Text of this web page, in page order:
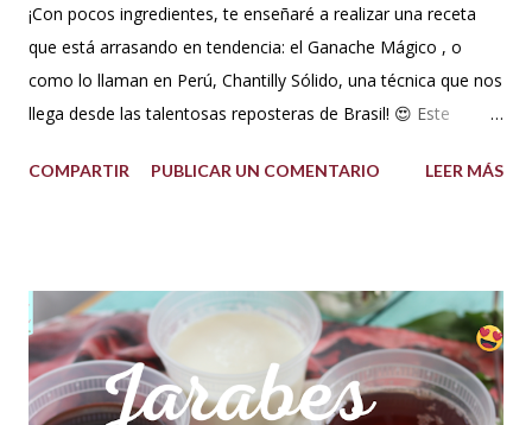
¡Con pocos ingredientes, te enseñaré a realizar una receta
que está arrasando en tendencia: el Ganache Mágico , o
como lo llaman en Perú, Chantilly Sólido, una técnica que nos
llega desde las talentosas reposteras de Brasil! 😍 Este
propiedad de solidificarse al enfriarse, evitando así que se
auténtica maravilla. Se lo puede preparar de diferentes
formas con el mismo resultado, obteniendo un Ganache, que
es una crema que tiene una parte de chocolate y otra parte
de crema de leche o nata, más información de lo que es un
COMPARTIR PUBLICAR UN COMENTARIO LEER MÁS